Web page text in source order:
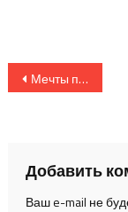
Мечты под огнём»: «Ленфильм» приступил к съемкам документального фильма
Добавить
Ваш e-mail не